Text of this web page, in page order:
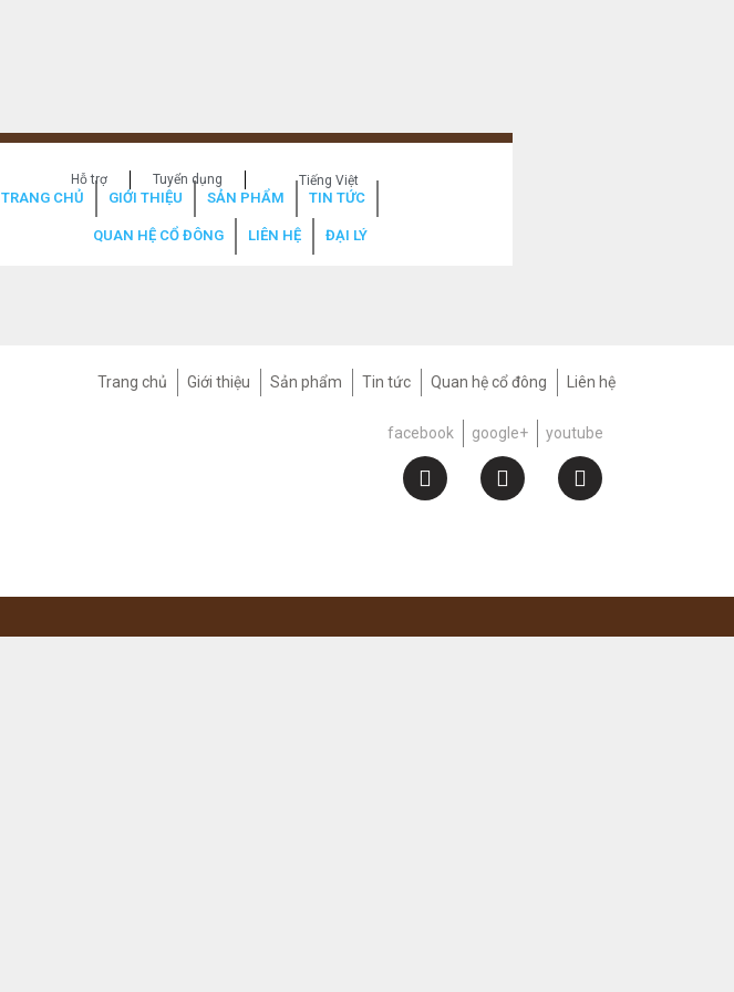
TRANG CHỦ GIỚI THIỆU SẢN PHẨM TIN TỨC
QUAN HỆ CỔ ĐÔNG LIÊN HỆ ĐẠI LÝ
Hỗ trợ Tuyển dụng Tiếng Việt
Trang chủ Giới thiệu Sản phẩm Tin tức Quan hệ cổ đông Liên hệ
facebook google+ youtube